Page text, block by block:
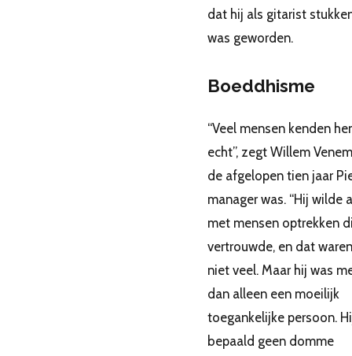
dat hij als gitarist
was geworden.
Boeddhisme
“Veel mensen kenden
echt”, zegt Willem
de afgelopen tien jaar
manager was. “Hij wilde
met mensen optrekken
vertrouwde, en dat
niet veel. Maar hij was
dan alleen een moeilijk
toegankelijke persoon.
bepaald geen domme